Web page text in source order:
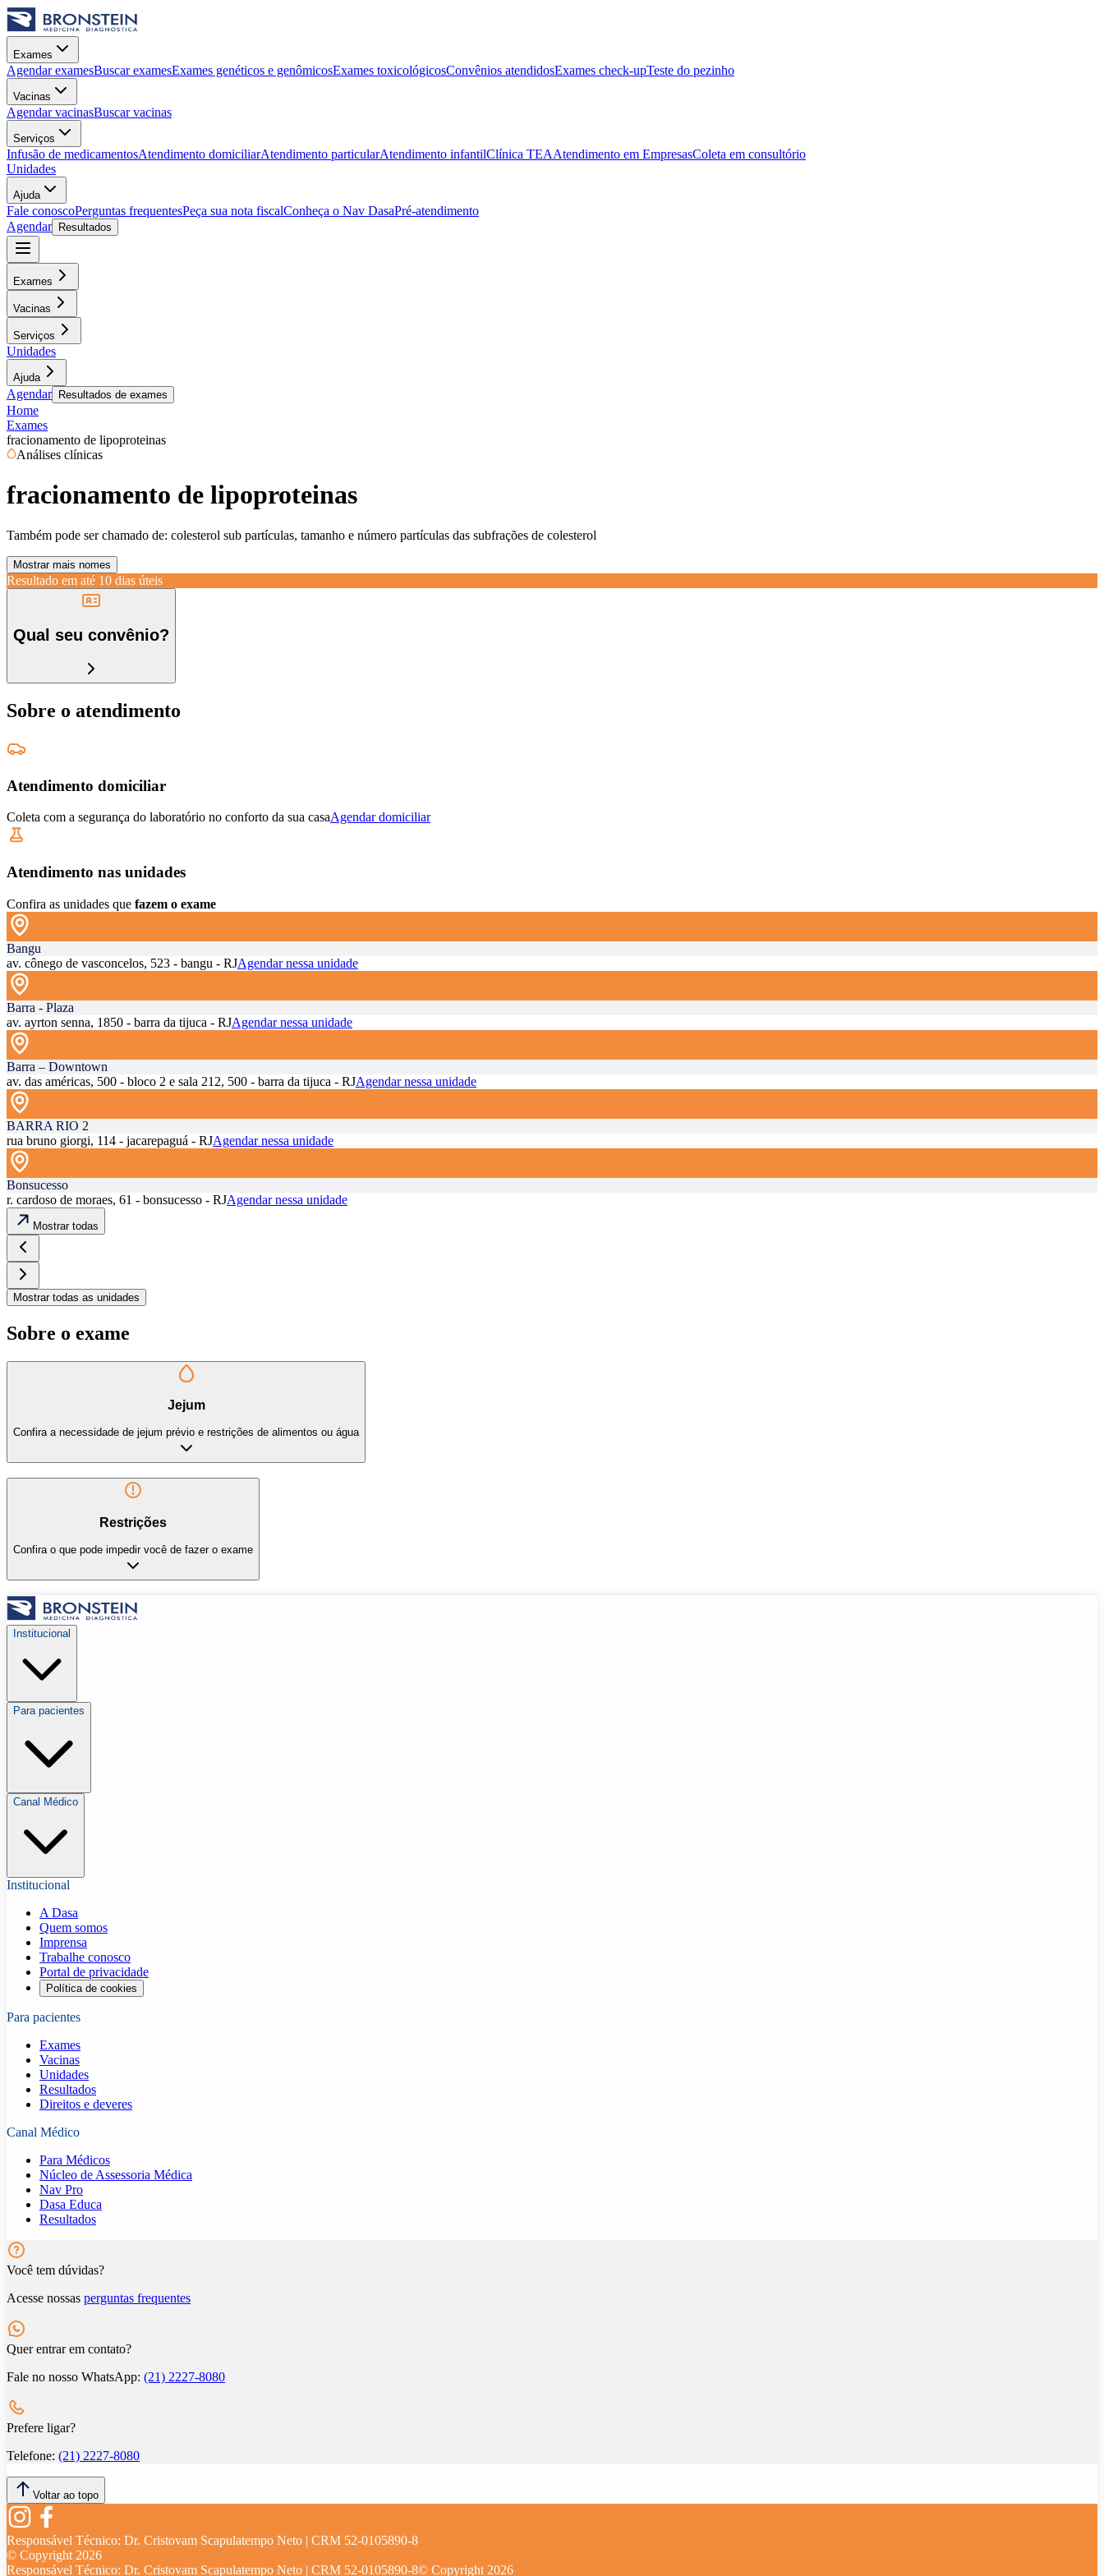
Exames
Agendar examesBuscar examesExames genéticos e genômicosExames toxicológicosConvênios atendidosExames check-upTeste do pezinho
Vacinas
Agendar vacinasBuscar vacinas
Serviços
Infusão de medicamentosAtendimento domiciliarAtendimento particularAtendimento infantilClínica TEAAtendimento em EmpresasColeta em consultório
Unidades
Ajuda
Fale conoscoPerguntas frequentesPeça sua nota fiscalConheça o Nav DasaPré-atendimento
Agendar
Resultados
Exames
Vacinas
Serviços
Unidades
Ajuda
Agendar Resultados de exames
Home
Exames
fracionamento de lipoproteinas
Análises clínicas
fracionamento de lipoproteinas
Também pode ser chamado de: colesterol sub partículas, tamanho e número partículas das subfrações de colesterol
Mostrar mais nomes
Resultado em até 10 dias úteis
Qual seu convênio?
Sobre o atendimento
Atendimento domiciliar
Coleta com a segurança do laboratório no conforto da sua casaAgendar domiciliar
Atendimento nas unidades
Confira as unidades que fazem o exame
Bangu
av. cônego de vasconcelos, 523 - bangu - RJAgendar nessa unidade
Barra - Plaza
av. ayrton senna, 1850 - barra da tijuca - RJAgendar nessa unidade
Barra – Downtown
av. das américas, 500 - bloco 2 e sala 212, 500 - barra da tijuca - RJAgendar nessa unidade
BARRA RIO 2
rua bruno giorgi, 114 - jacarepaguá - RJAgendar nessa unidade
Bonsucesso
r. cardoso de moraes, 61 - bonsucesso - RJAgendar nessa unidade
Mostrar todas
Mostrar todas as unidades
Sobre o exame
Jejum
Confira a necessidade de jejum prévio e restrições de alimentos ou água
Restrições
Confira o que pode impedir você de fazer o exame
Institucional
Para pacientes
Canal Médico
Institucional
A Dasa
Quem somos
Imprensa
Trabalhe conosco
Portal de privacidade
Política de cookies
Para pacientes
Exames
Vacinas
Unidades
Resultados
Direitos e deveres
Canal Médico
Para Médicos
Núcleo de Assessoria Médica
Nav Pro
Dasa Educa
Resultados
Você tem dúvidas?
Acesse nossas perguntas frequentes
Quer entrar em contato?
Fale no nosso WhatsApp: (21) 2227-8080
Prefere ligar?
Telefone: (21) 2227-8080
Voltar ao topo
Responsável Técnico: Dr. Cristovam Scapulatempo Neto | CRM 52-0105890-8
© Copyright 2026
Responsável Técnico: Dr. Cristovam Scapulatempo Neto | CRM 52-0105890-8© Copyright 2026